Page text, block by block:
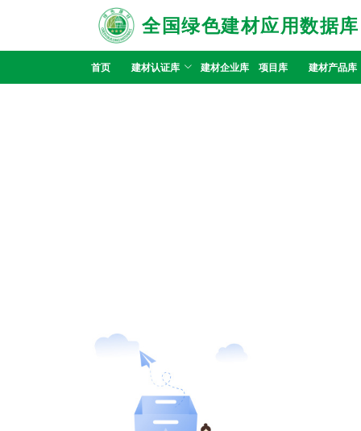
全国绿色建材应用数据库
首页 建材认证库 建材企业库 项目库 建材产品库